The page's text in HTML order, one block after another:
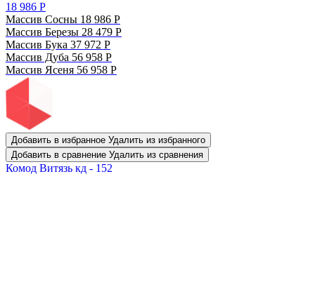
18 986 Р
Массив Сосны 18 986 Р
Массив Березы 28 479 Р
Массив Бука 37 972 Р
Массив Дуба 56 958 Р
Массив Ясеня 56 958 Р
Добавить в избранное Удалить из избранного
Добавить в сравнение Удалить из сравнения
Комод Витязь кд - 152